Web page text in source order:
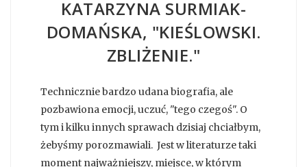
KATARZYNA SURMIAK-
DOMAŃSKA, "KIEŚLOWSKI.
ZBLIŻENIE."
Technicznie bardzo udana biografia, ale
pozbawiona emocji, uczuć, "tego czegoś". O
tym i kilku innych sprawach dzisiaj chciałbym,
żebyśmy porozmawiali. Jest w literaturze taki
moment najważniejszy, miejsce, w którym